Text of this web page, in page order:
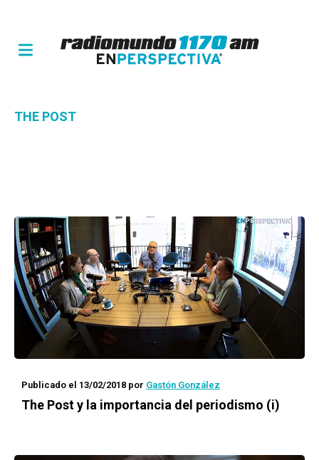
THE POST
Publicado el 13/02/2018 por Gastón González
The Post y la importancia del periodismo (i)